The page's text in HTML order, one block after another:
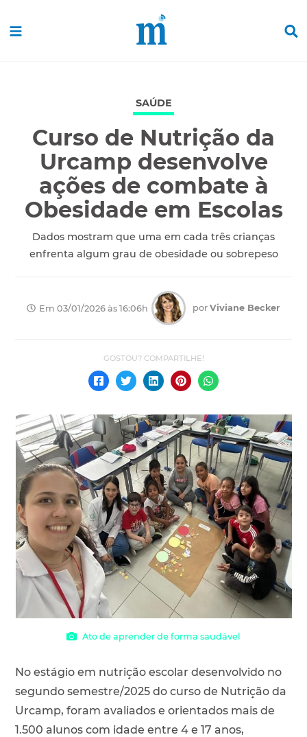
SAÚDE
Curso de Nutrição da
Urcamp desenvolve
ações de combate à
Obesidade em Escolas
Dados mostram que uma em cada três crianças
enfrenta algum grau de obesidade ou sobrepeso
Em 03/01/2026 às 16:06h por Viviane Becker
Ato de aprender de forma saudável
No estágio em nutrição escolar desenvolvido no
segundo semestre/2025 do curso de Nutrição da
Urcamp, foram avaliados e orientados mais de
1.500 alunos com idade entre 4 e 17 anos,